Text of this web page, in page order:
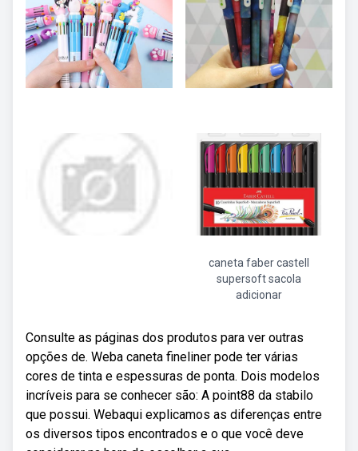
caneta faber castell
supersoft sacola
adicionar
Consulte as páginas dos produtos para ver outras
opções de. Weba caneta fineliner pode ter várias
cores de tinta e espessuras de ponta. Dois modelos
incríveis para se conhecer são: A point88 da stabilo
que possui. Webaqui explicamos as diferenças entre
os diversos tipos encontrados e o que você deve